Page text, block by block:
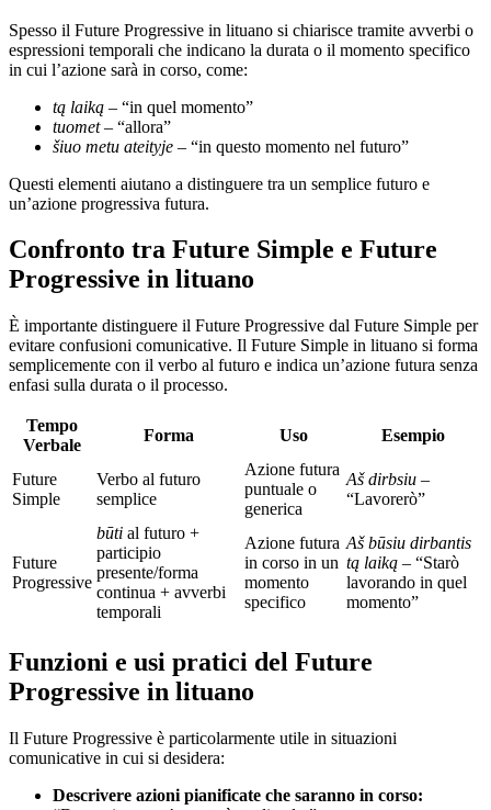
Spesso il Future Progressive in lituano si chiarisce tramite avverbi o
espressioni temporali che indicano la durata o il momento specifico
in cui l’azione sarà in corso, come:
tą laiką – “in quel momento”
tuomet– “allora”
šiuo metu ateityje – “in questo momento nel futuro”
Questi elementi aiutano a distinguere tra un semplice futuro e
un’azione progressiva futura.
Confronto tra Future Simple e Future
Progressive in lituano
È importante distinguere il Future Progressive dal Future Simple per
evitare confusioni comunicative. Il Future Simple in lituano si forma
semplicemente con il verbo al futuro e indica un’azione futura senza
enfasi sulla durata o il processo.
Tempo
Verbale
Forma Uso Esempio
Future
Simple
Verbo al futuro
semplice
Azione futura
puntuale o
generica
Aš dirbsiu –
“Lavorerò”
Future
Progressive
būti al futuro +
participio
presente/forma
continua + avverbi
temporali
Azione futura
in corso in un
momento
specifico
Aš būsiu dirbantis
tą laiką – “Starò
lavorando in quel
momento”
Funzioni e usi pratici del Future
Progressive in lituano
Il Future Progressive è particolarmente utile in situazioni
comunicative in cui si desidera:
Descrivere azioni pianificate che saranno in corso: